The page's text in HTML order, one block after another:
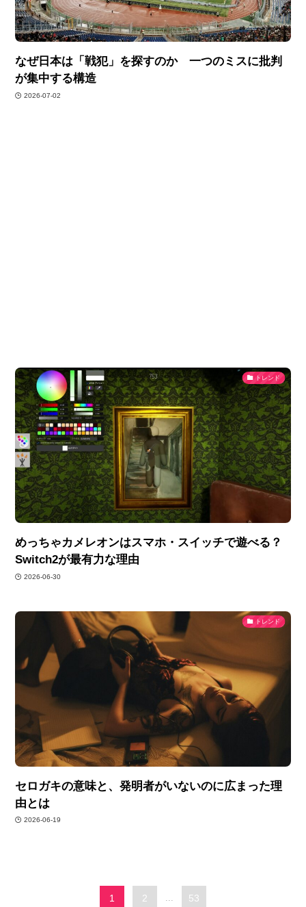
なぜ日本は「戦犯」を探すのか 一つのミスに批判
が集中する構造
2026-07-02
トレンド
めっちゃカメレオンはスマホ・スイッチで遊べる？
Switch2が最有力な理由
2026-06-30
トレンド
セロガキの意味と、発明者がいないのに広まった理
由とは
2026-06-19
1 2 53